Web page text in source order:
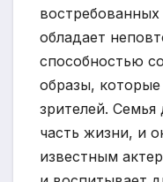
обладает
способностью
образы,
зрителей. Семья
часть жизни, и
известным